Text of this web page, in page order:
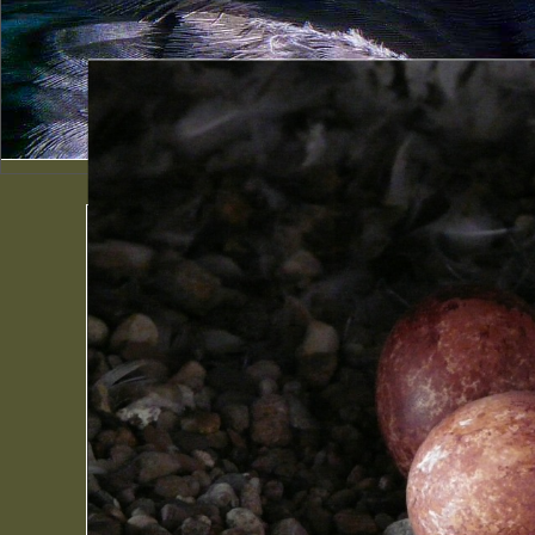
4 Eier im Kies
4 Eier im Kies